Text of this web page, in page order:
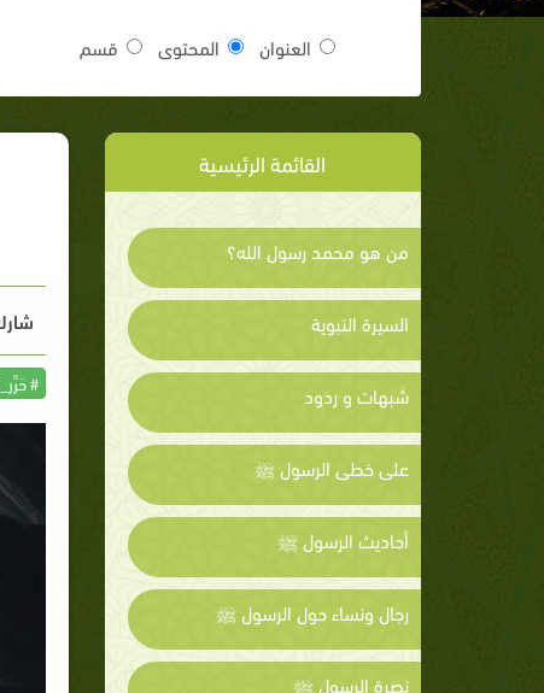
العنوان المحتوى قسم
القائمة الرئيسية
من هو محمد رسول الله؟
السيرة النبوية
شبهات و ردود
على خطى الرسول ﷺ
أحاديث الرسول ﷺ
رجال ونساء حول الرسول ﷺ
نصرة الرسول ﷺ
#